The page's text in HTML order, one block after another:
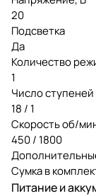
20
Подсветка
Да
Количество
1
Число
18 / 1
Скорость об/
450 / 1800
Сумка в
Питание и